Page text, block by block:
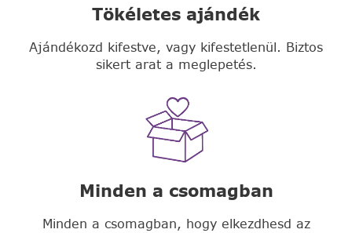
Tökéletes ajándék
Ajándékozd kifestve, vagy kifestetlenül. Biztos
sikert arat a meglepetés.
Minden a csomagban
Minden a csomagban, hogy elkezdhesd az